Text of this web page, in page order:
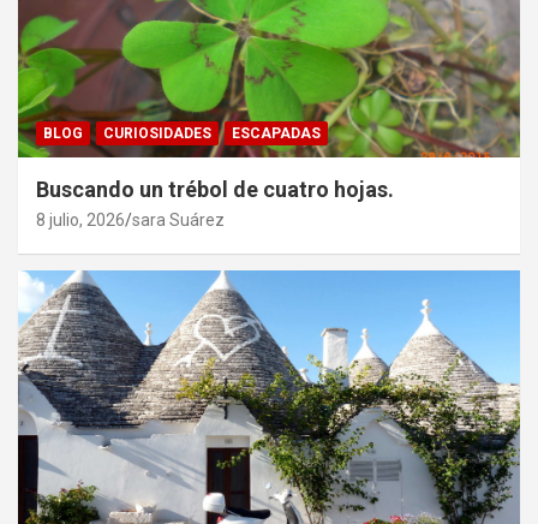
BLOG CURIOSIDADES ESCAPADAS
Buscando un trébol de cuatro hojas.
8 julio, 2026 sara Suárez